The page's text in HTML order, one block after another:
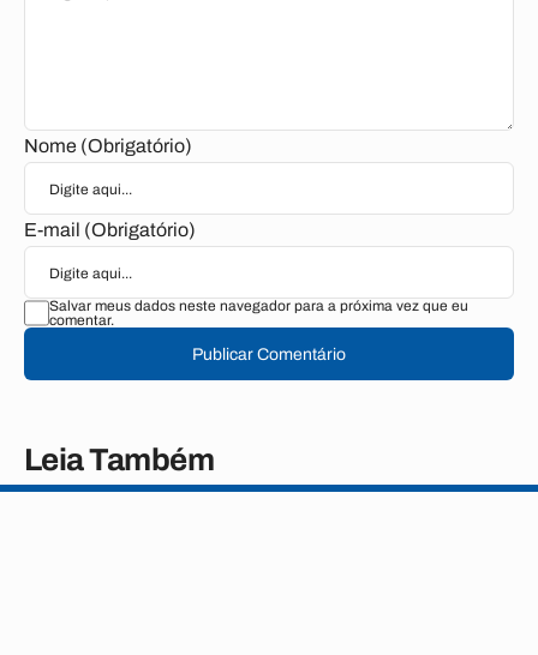
Nome (Obrigatório)
E-mail (Obrigatório)
Salvar meus dados neste navegador para a próxima vez que eu
comentar.
Publicar Comentário
Leia Também